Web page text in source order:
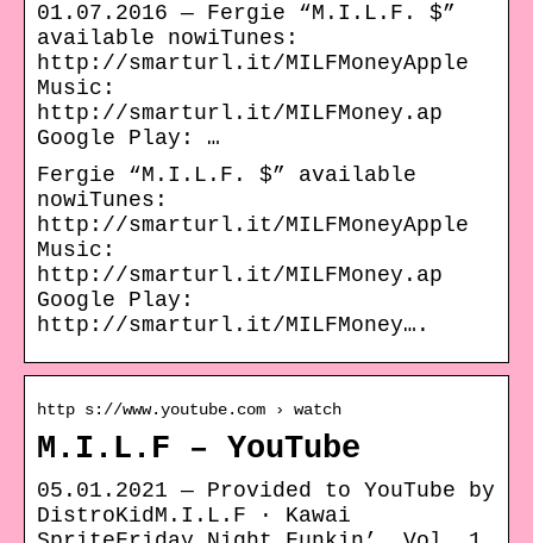
01.07.2016 — Fergie “M.I.L.F. $”
available nowiTunes:
http://smarturl.it/MILFMoneyApple
Music:
http://smarturl.it/MILFMoney.ap
Google Play: …
Fergie “M.I.L.F. $” available
nowiTunes:
http://smarturl.it/MILFMoneyApple
Music:
http://smarturl.it/MILFMoney.ap
Google Play:
http://smarturl.it/MILFMoney….
http s://www.youtube.com › watch
M.I.L.F – YouTube
05.01.2021 — Provided to YouTube by
DistroKidM.I.L.F · Kawai